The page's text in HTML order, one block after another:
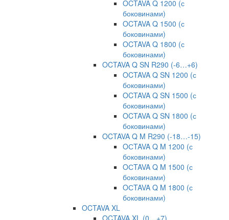
OCTAVA Q 1200 (с
боковинами)
OCTAVA Q 1500 (с
боковинами)
OCTAVA Q 1800 (с
боковинами)
OCTAVA Q SN R290 (-6…+6)
OCTAVA Q SN 1200 (с
боковинами)
OCTAVA Q SN 1500 (с
боковинами)
OCTAVA Q SN 1800 (с
боковинами)
OCTAVA Q M R290 (-18…-15)
OСTAVA Q M 1200 (с
боковинами)
OСTAVA Q M 1500 (с
боковинами)
OСTAVA Q M 1800 (с
боковинами)
OCTAVA XL